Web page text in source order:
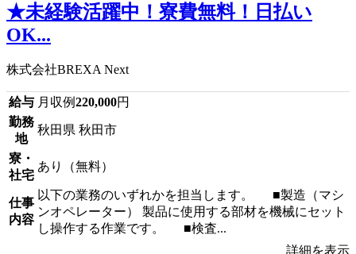
★未経験活躍中！寮費無料！日払い
OK...
株式会社BREXA Next
給与 月収例220,000円
勤務
地
秋田県 秋田市
寮・
社宅
あり（無料）
仕事
内容
以下の業務のいずれかを担当します。 ■製造（マシ
ンオペレーター） 製品に使用する部材を機械にセット
し操作する作業です。 ■検査...
詳細を表示